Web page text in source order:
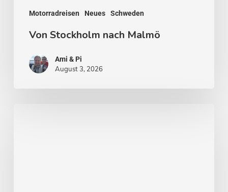
Motorradreisen Neues Schweden
Von Stockholm nach Malmö
Ami & Pi
August 3, 2026